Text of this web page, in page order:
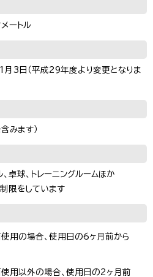
ートル
3日（平成29年度より変更となりま
みます）
、卓球、トレーニングルームほか
限をしています
用の場合、使用日の6ヶ月前から
使用以外の場合、使用日の2ヶ月前